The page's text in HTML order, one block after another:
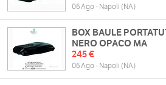
06 Ago - Napoli (NA)
BOX BAULE
NERO OPACO MA
245 €
06 Ago - Napoli (NA)